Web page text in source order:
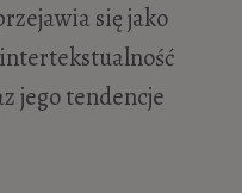
się jako
jego tendencje